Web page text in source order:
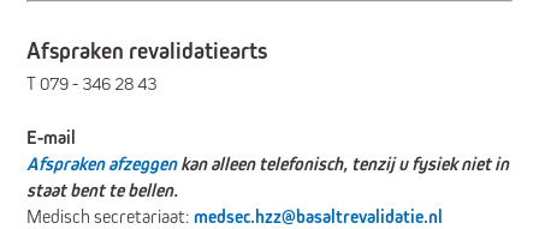
Afspraken revalidatiearts
T 079 - 346 28 43
E-mail
Afspraken afzeggenkan alleen telefonisch, tenzij u fysiek niet in
staat bent te bellen.
Medisch secretariaat:medsec.hzz@basaltrevalidatie.nl